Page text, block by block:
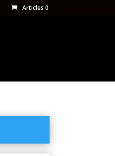
Articles 0